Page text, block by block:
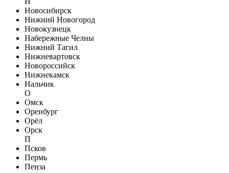
Новосибирск
Нижний Новогород
Новокузнецк
Набережные Челны
Нижний Тагил
Нижневартовск
Новороссийск
Нижнекамск
Нальчик
О
Омск
Оренбург
Орёл
Орск
П
Псков
Пермь
Пенза